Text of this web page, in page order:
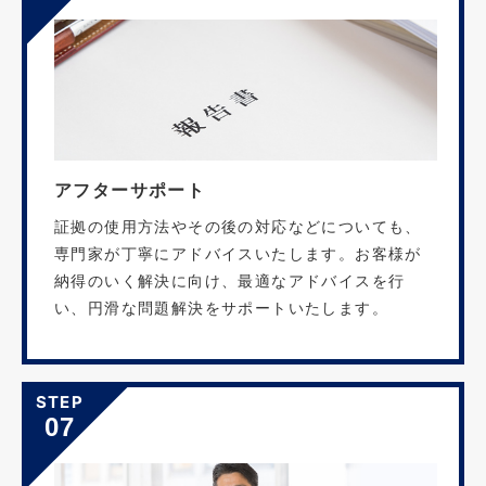
アフターサポート
証拠の使用方法やその後の対応などについても、
専門家が丁寧にアドバイスいたします。お客様が
納得のいく解決に向け、最適なアドバイスを行
い、円滑な問題解決をサポートいたします。
STEP
07